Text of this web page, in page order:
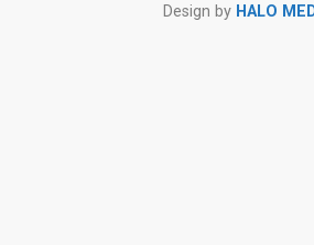
Design by HALO